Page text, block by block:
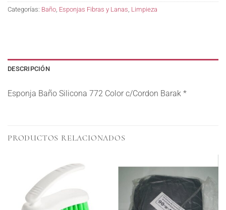
Categorías: Baño, Esponjas Fibras y Lanas, Limpieza
DESCRIPCIÓN
Esponja Baño Silicona 772 Color c/Cordon Barak *
PRODUCTOS RELACIONADOS